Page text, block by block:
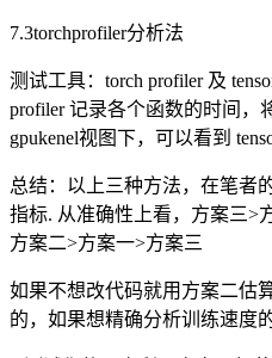
7.3torchprofiler分析法
测试工具：torch profiler 及
profiler 记录各个函数的时间，
gpukenel视图下，可以看到
总结：以上三种方法，在笔者
指标. 从准确性上看，方案三>
方案二>方案一>方案三
如果不想改代码就用方案二估
的，如果想精确分析训练速度